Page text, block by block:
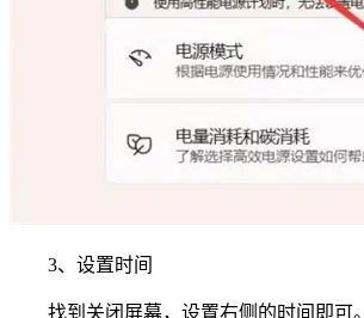
3、设置时间
找到关闭屏幕，设置右侧的时间即可。